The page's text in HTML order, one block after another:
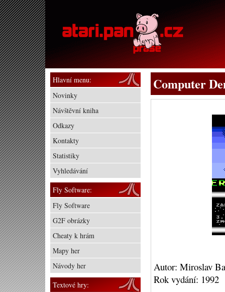
Computer
Autor: Miroslav
Rok vydání: 1992
Hlavní menu:
Novinky
Návštěvní kniha
Odkazy
Kontakty
Statistiky
Vyhledávání
Fly Software:
Fly Software
G2F obrázky
Cheaty k hrám
Mapy her
Návody her
Textové hry: